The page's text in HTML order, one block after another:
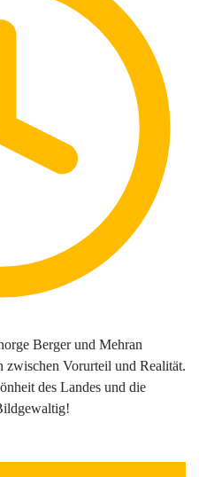
Berger und Mehran
Vorurteil und Realität.
des Landes und die